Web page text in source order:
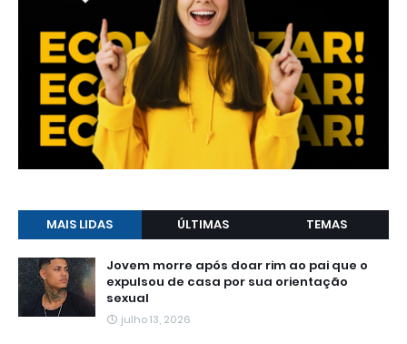
MAIS LIDAS ÚLTIMAS TEMAS
Jovem morre após doar rim ao pai que o
expulsou de casa por sua orientação
sexual
julho 13, 2026